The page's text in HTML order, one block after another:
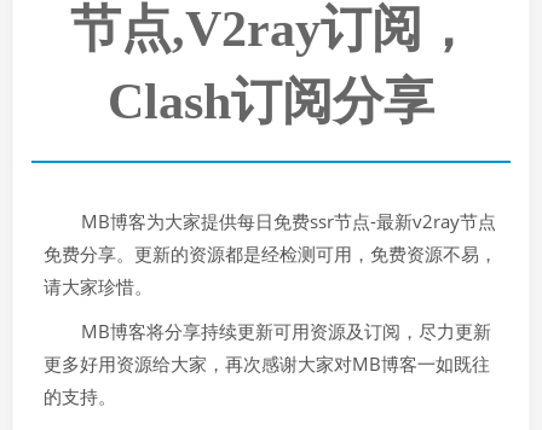
节点,V2ray订阅，
Clash订阅分享
MB博客为大家提供每日免费ssr节点-最新v2ray节点
免费分享。更新的资源都是经检测可用，免费资源不易，
请大家珍惜。
MB博客将分享持续更新可用资源及订阅，尽力更新
更多好用资源给大家，再次感谢大家对MB博客一如既往
的支持。